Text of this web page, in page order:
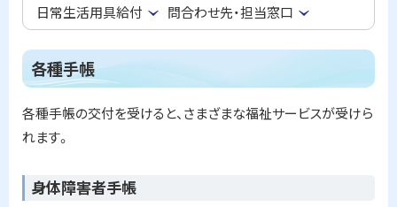
日常生活用具給付
問合わせ先・担当窓口
各種手帳
各種手帳の交付を受けると、さまざまな福祉サービスが受けら
れます。
ト身体障害者手帳